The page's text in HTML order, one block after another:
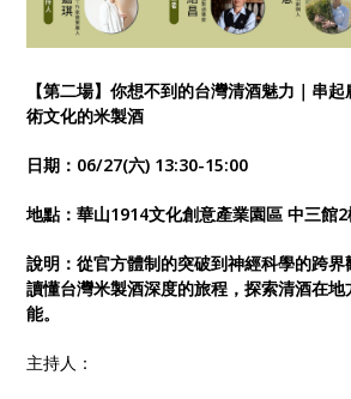
【第二場】你想不到的台灣清酒魅力｜串
術文化的米製酒
日期： 06/27(六) 13:30-15:00
地點：華山1914文化創意產業園區 中三館2
說明：從官方體制的突破到神經科學的跨
讀懂台灣米製酒深度的旅程，探索清酒在
能。
主持人：